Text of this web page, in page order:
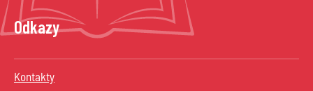
Odkazy
Kontakty